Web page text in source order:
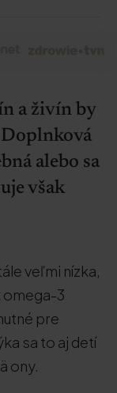
a živín by
alebo sa
však
veľmi nízka,
omega-3
pre
sa to aj detí
ony.